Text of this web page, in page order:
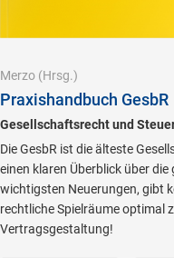
Merzo (Hrsg.)
Praxishandbuch GesbR
Gesellschaftsrecht und
Die GesbR ist die älteste
einen klaren Überblick über
wichtigsten Neuerungen, gibt
rechtliche Spielräume optimal
Vertragsgestaltung!